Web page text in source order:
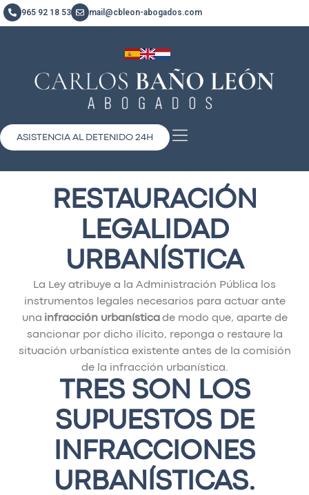
965 92 18 53 mail@cbleon-abogados.com
ASISTENCIA AL DETENIDO 24H
RESTAURACIÓN
LEGALIDAD
URBANÍSTICA
La Ley atribuye a la Administración Pública los
instrumentos legales necesarios para actuar ante
una infracción urbanísticade modo que, aparte de
sancionar por dicho ilícito, reponga o restaure la
situación urbanística existente antes de la comisión
de la infracción urbanística.
TRES SON LOS
SUPUESTOS DE
INFRACCIONES
URBANÍSTICAS.